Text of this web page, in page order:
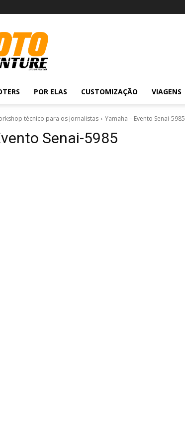
Revista
Moto
Adventure
POR ELAS CUSTOMIZAÇÃO VIAGENS
técnico para os jornalistas Yamaha – Evento Senai-5985
Senai-5985